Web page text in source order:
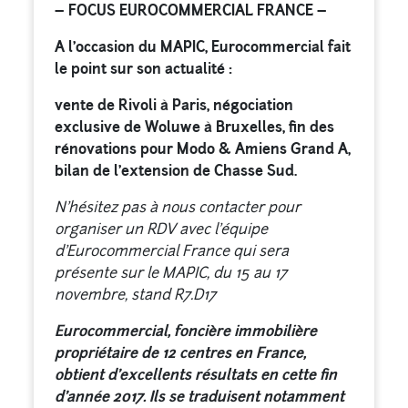
– FOCUS EUROCOMMERCIAL FRANCE –
A l’occasion du MAPIC, Eurocommercial fait
le point sur son actualité :
vente de Rivoli à Paris, négociation
exclusive de Woluwe à Bruxelles, fin des
rénovations pour Modo & Amiens Grand A,
bilan de l’extension de Chasse Sud.
N’hésitez pas à nous contacter pour
organiser un RDV avec l’équipe
d’Eurocommercial France qui sera
présente sur le MAPIC, du 15 au 17
novembre, stand R7.D17
Eurocommercial, foncière immobilière
propriétaire de 12 centres en France,
obtient d’excellents résultats en cette fin
d’année 2017. Ils se traduisent notamment